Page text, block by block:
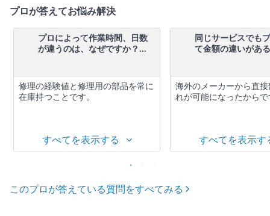
プロが答えてお悩み解決
プロによって作業時間、日数
が違うのは、なぜですか？...
修理の経験値と修理用の部品を常に
在庫持つことです。
すべてを表示する
同じサービスでも
て金額の違いがあ
海外のメーカーから直
れが可能になったからで
すべてを表示す
このプロが答えている質問をすべてみる